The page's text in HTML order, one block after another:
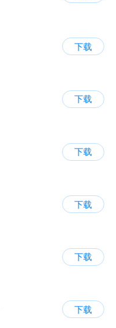
下载
下载
下载
下载
下载
下载